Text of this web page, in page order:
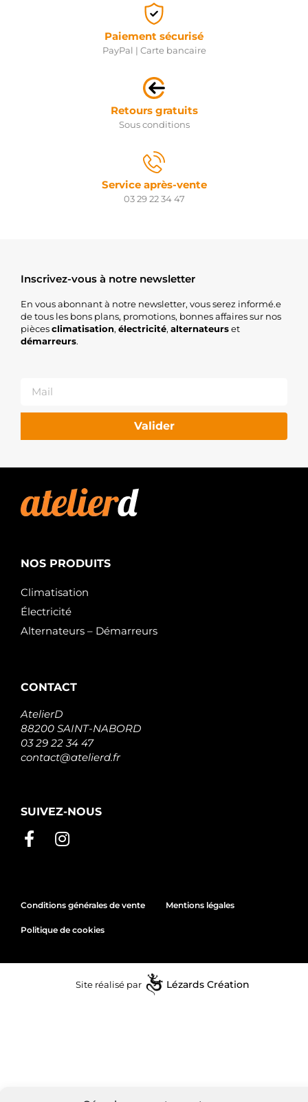
Paiement sécurisé
PayPal | Carte bancaire
Retours gratuits
Sous conditions
Service après-vente
03 29 22 34 47
Inscrivez-vous à notre newsletter
En vous abonnant à notre newsletter, vous serez informé.e
de tous les bons plans, promotions, bonnes affaires sur nos
piècesclimatisation, électricité, alternateurset
démarreurs.
Valider
NOS PRODUITS
Climatisation
Électricité
Alternateurs – Démarreurs
CONTACT
AtelierD
88200 SAINT-NABORD
03 29 22 34 47
contact@atelierd.fr
SUIVEZ-NOUS
Conditions générales de vente Mentions légales
Politique de cookies
Site réalisé par Lézards Création